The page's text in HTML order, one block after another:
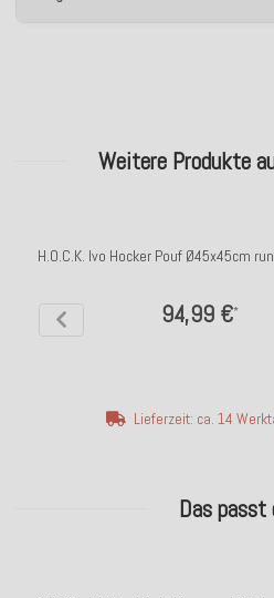
Weitere Produkte
H.O.C.K. Ivo Hocker Pouf Ø45x45cm
94,99 €*
Lieferzeit: ca. 14
Das passt